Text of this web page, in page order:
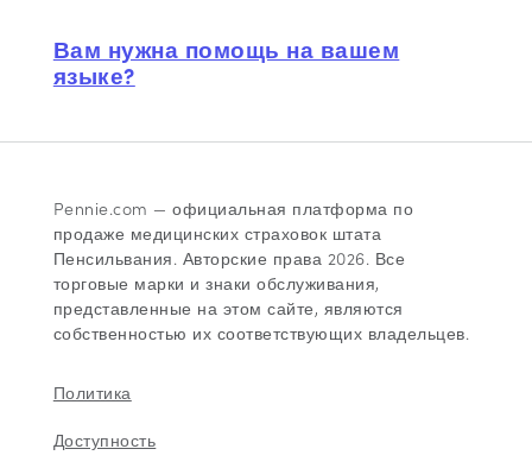
Вам нужна помощь на вашем
языке?
Pennie.com — официальная платформа по
продаже медицинских страховок штата
Пенсильвания. Авторские права 2026. Все
торговые марки и знаки обслуживания,
представленные на этом сайте, являются
собственностью их соответствующих владельцев.
Политика
Доступность